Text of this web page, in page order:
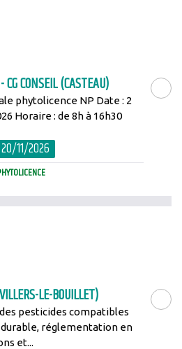
LIRE LA
CONSEIL (CASTEAU)
phytolicence NP Date : 2
Horaire : de 8h à 16h30
20/11/2026
LIRE LA
LE-BOUILLET)
pesticides compatibles
réglementation en
et...